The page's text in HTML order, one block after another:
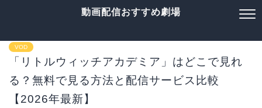
動画配信おすすめ劇場
VOD
「リトルウィッチアカデミア」はどこで見れ
る？無料で見る方法と配信サービス比較
【2026年最新】